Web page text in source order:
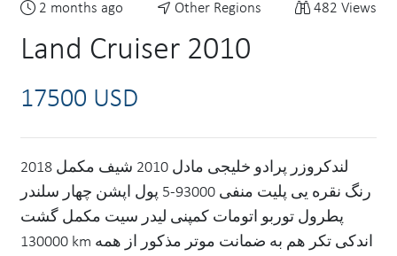
2 months ago Other Regions 482 Views
Land Cruiser 2010
17500 USD
لندکروزر پرادو خلیجی مادل 2010 شیف مکمل 2018
رنگ نقره یی پلیت منفی 93000-5 پول اپشن چهار سلندر
پطرول توربو اتومات کمپنی لیدر سیت مکمل گشت
130000 km اندکی تکر هم به ضمانت موتر مذکور از همه